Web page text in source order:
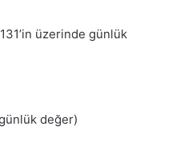
üzerinde günlük
değer)